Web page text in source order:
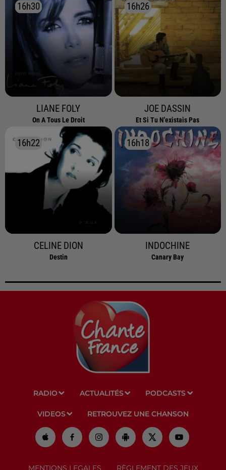
16h30
16h30
LIANE FOLY
On A Tous Le Droit
16h26
16h26
JOE DASSIN
Et Si Tu N'existais Pas
16h22
16h22
CELINE DION
Destin
16h18
16h18
INDOCHINE
Canary Bay
RADIO ACTUALITÉS PODCASTS
VIDEOS RETROUVEZ UNE CHANSON
MENTIONS LEGALES RÈGLEMENT DES JEUX